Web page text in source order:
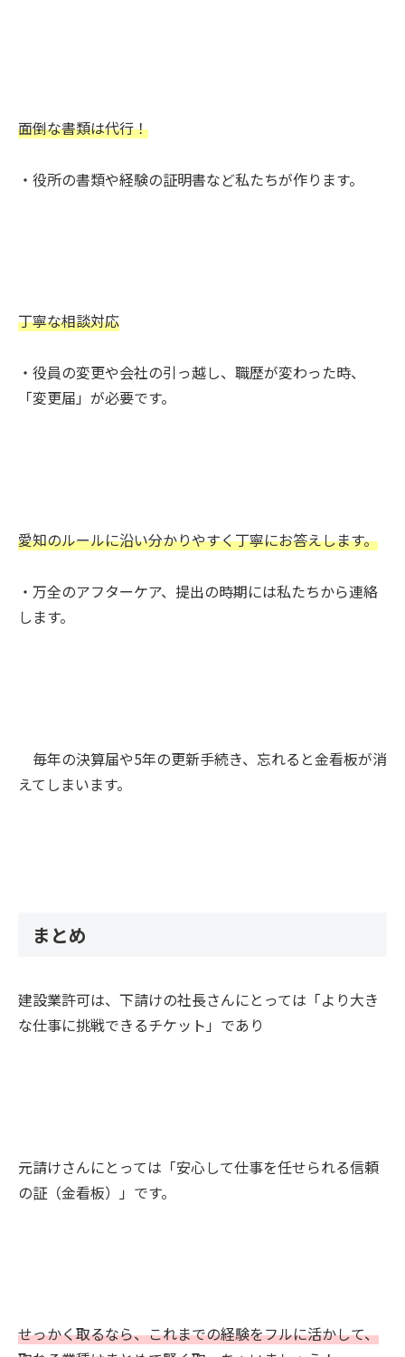
面倒な書類は代行！
・役所の書類や経験の証明書など私たちが作ります。
丁寧な相談対応
・役員の変更や会社の引っ越し、職歴が変わった時、
「変更届」が必要です。
愛知のルールに沿い分かりやすく丁寧にお答えします。
・万全のアフターケア、提出の時期には私たちから連絡
します。
毎年の決算届や5年の更新手続き、忘れると金看板が消
えてしまいます。
まとめ
建設業許可は、下請けの社長さんにとっては「より大き
な仕事に挑戦できるチケット」であり
元請けさんにとっては「安心して仕事を任せられる信頼
の証（金看板）」です。
せっかく取るなら、これまでの経験をフルに活かして、